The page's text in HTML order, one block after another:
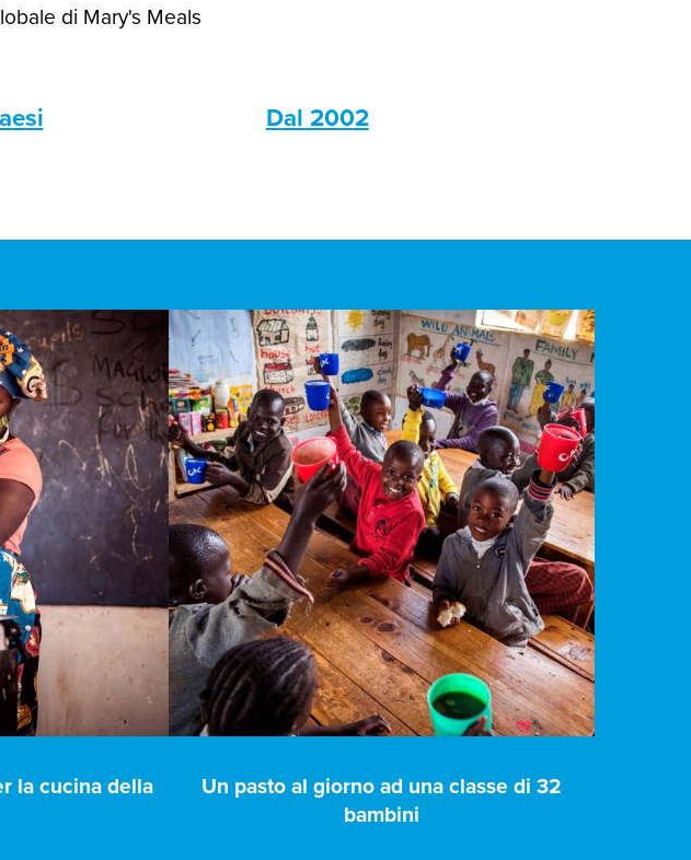
di Mary's Meals
Dal 2002
la cucina della
Un pasto al giorno ad una classe di 32
bambini